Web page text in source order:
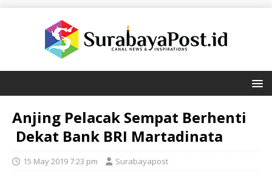
Anjing Pelacak Sempat Berhenti
Dekat Bank BRI Martadinata
15 May 2019 7:23 pm Surabayapost